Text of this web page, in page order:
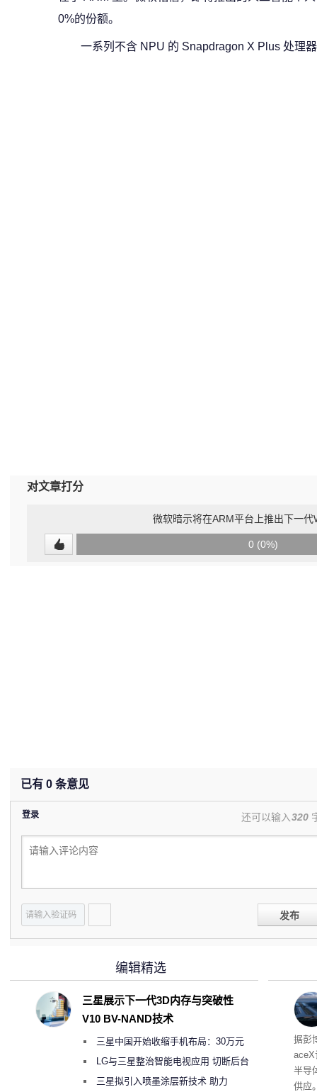
0%的份额。
一系列不含 NPU 的 Snapdragon X Plus 处理
对文章打分
微软暗示将在ARM平台上推出下一代
0 (0%)
已有 0 条意见
登录 还可以输入320
发布
电
据彭
aceX
半导
供应
编辑精选
三星展示下一代3D内存与突破性
V10 BV-NAND技术
三星中国开始收缩手机布局：30万元
月销售额不达标门店 将被逐步清退
LG与三星整治智能电视应用 切断后台
偷偷共享带宽的违规行为
三星拟引入喷墨涂层新技术 助力